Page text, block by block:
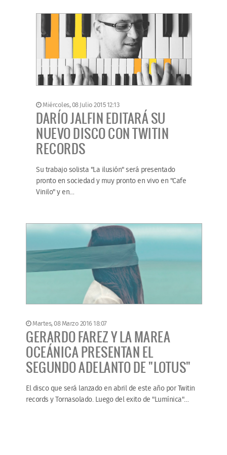
Miércoles, 08 Julio 2015 12:13
DARÍO JALFIN EDITARÁ SU
NUEVO DISCO CON TWITIN
RECORDS
Su trabajo solista "La ilusión" será presentado
pronto en sociedad y muy pronto en vivo en "Cafe
Vinilo" y en…
Martes, 08 Marzo 2016 18:07
GERARDO FAREZ Y LA MAREA
OCEÁNICA PRESENTAN EL
SEGUNDO ADELANTO DE "LOTUS"
El disco que será lanzado en abril de este año por Twitin
records y Tornasolado. Luego del exito de "Lumínica"…